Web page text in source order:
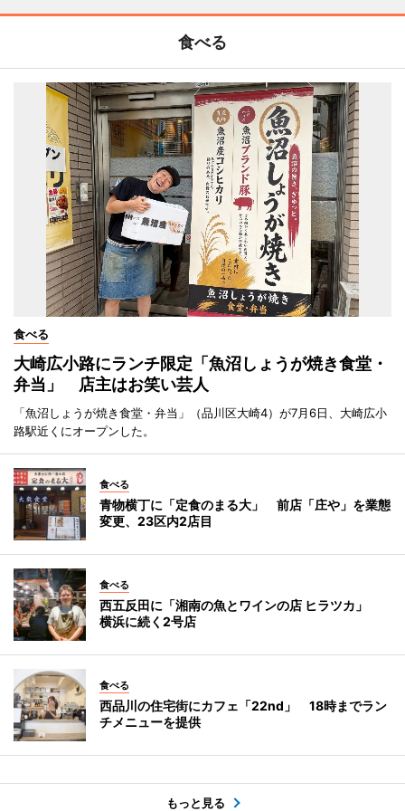
食べる
食べる
大崎広小路にランチ限定「魚沼しょうが焼き食堂・
弁当」 店主はお笑い芸人
「魚沼しょうが焼き食堂・弁当」（品川区大崎4）が7月6日、大崎広小
路駅近くにオープンした。
食べる
青物横丁に「定食のまる大」 前店「庄や」を業態
変更、23区内2店目
食べる
西五反田に「湘南の魚とワインの店 ヒラツカ」
横浜に続く2号店
食べる
西品川の住宅街にカフェ「22nd」 18時までラン
チメニューを提供
もっと見る